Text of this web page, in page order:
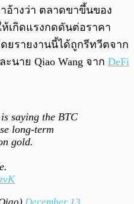
อ้างว่า ตลาดขาขึ้นของ
เกิดแรงกดดันต่อราคา
ยรายงานนี้ได้ถูกรีทวีตจาก
นาย Qiao Wang จาก DeFi
saying the BTC
long-term
gold.